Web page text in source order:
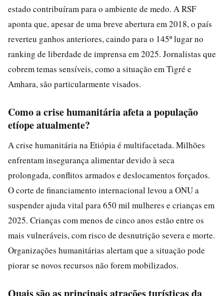
estado contribuíram para o ambiente de medo. A RSF
aponta que, apesar de uma breve abertura em 2018, o país
reverteu ganhos anteriores, caindo para o 145º lugar no
ranking de liberdade de imprensa em 2025. Jornalistas que
cobrem temas sensíveis, como a situação em Tigré e
Amhara, são particularmente visados.
Como a crise humanitária afeta a população
etíope atualmente?
A crise humanitária na Etiópia é multifacetada. Milhões
enfrentam insegurança alimentar devido à seca
prolongada, conflitos armados e deslocamentos forçados.
O corte de financiamento internacional levou a ONU a
suspender ajuda vital para 650 mil mulheres e crianças em
2025. Crianças com menos de cinco anos estão entre os
mais vulneráveis, com risco de desnutrição severa e morte.
Organizações humanitárias alertam que a situação pode
piorar se novos recursos não forem mobilizados.
Quais são as principais atrações turísticas da